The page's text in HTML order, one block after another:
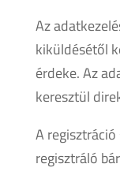
Az
kiküldésétől
érdeke. Az
keresztül
A
regisztráló